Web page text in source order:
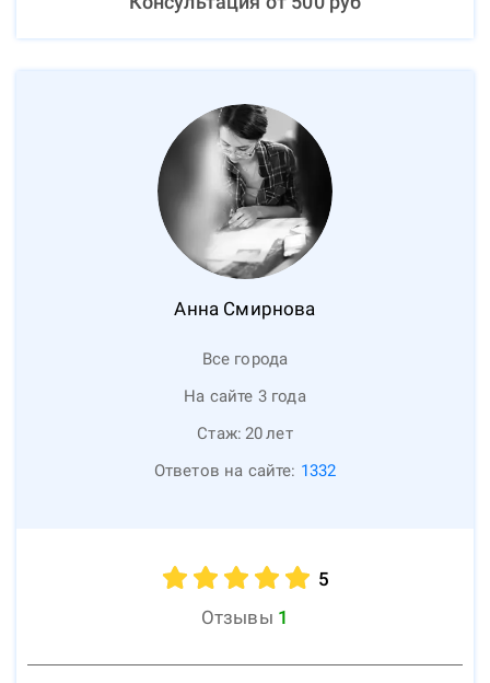
Анна Смирнова
Все города
На сайте 3 года
Стаж: 20лет
Ответов на сайте: 1332
5
Отзывы 1